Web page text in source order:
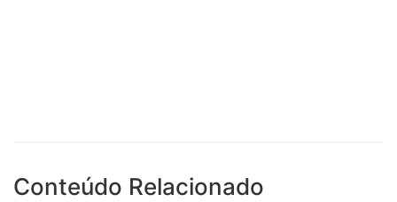
Conteúdo Relacionado